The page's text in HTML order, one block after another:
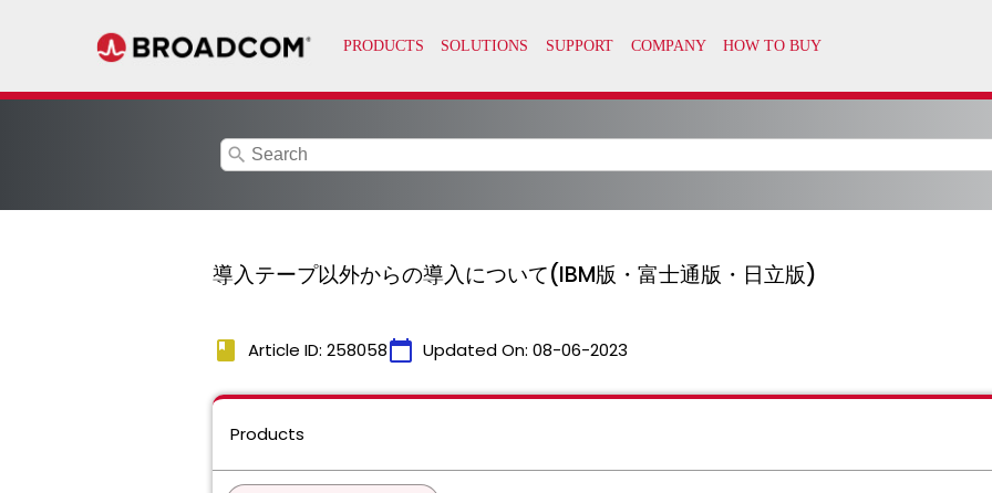
search
導入テープ以外からの導入について(IBM版・富士通版・日立版)
book Article ID: 258058calendar_today Updated On: 08-06-2023
Products